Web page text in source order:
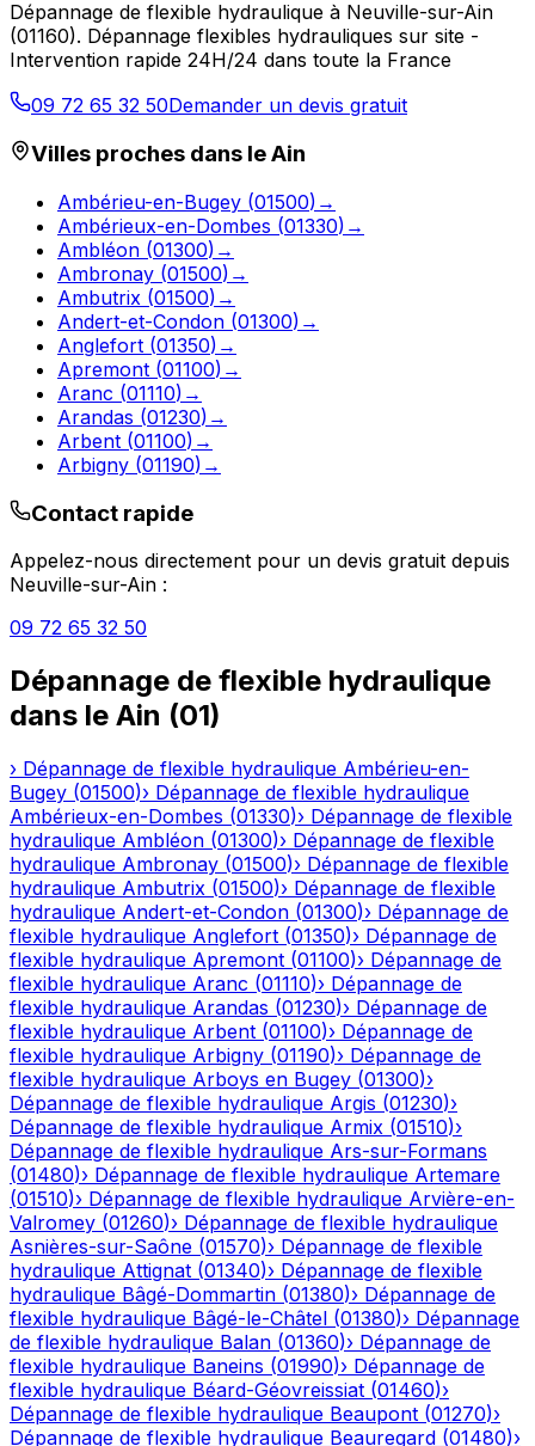
Dépannage de flexible hydraulique à Neuville-sur-Ain
(01160). Dépannage flexibles hydrauliques sur site -
Intervention rapide 24H/24 dans toute la France
09 72 65 32 50Demander un devis gratuit
Villes proches dans leAin
Ambérieu-en-Bugey (01500) →
Ambérieux-en-Dombes (01330) →
Ambléon (01300) →
Ambronay (01500) →
Ambutrix (01500) →
Andert-et-Condon (01300) →
Anglefort (01350) →
Apremont (01100) →
Aranc (01110) →
Arandas (01230) →
Arbent (01100) →
Arbigny (01190) →
Contact rapide
Appelez-nous directement pour un devis gratuit depuis
Neuville-sur-Ain :
09 72 65 32 50
Dépannage de flexible hydraulique
dans le Ain (01)
› Dépannage de flexible hydraulique Ambérieu-en-
Bugey (01500)› Dépannage de flexible hydraulique
Ambérieux-en-Dombes (01330)› Dépannage de flexible
hydraulique Ambléon (01300)› Dépannage de flexible
hydraulique Ambronay (01500)› Dépannage de flexible
hydraulique Ambutrix (01500)› Dépannage de flexible
hydraulique Andert-et-Condon (01300)› Dépannage de
flexible hydraulique Anglefort (01350)› Dépannage de
flexible hydraulique Apremont (01100)› Dépannage de
flexible hydraulique Aranc (01110)› Dépannage de
flexible hydraulique Arandas (01230)› Dépannage de
flexible hydraulique Arbent (01100)› Dépannage de
flexible hydraulique Arbigny (01190)› Dépannage de
flexible hydraulique Arboys en Bugey (01300)›
Dépannage de flexible hydraulique Argis (01230)›
Dépannage de flexible hydraulique Armix (01510)›
Dépannage de flexible hydraulique Ars-sur-Formans
(01480)› Dépannage de flexible hydraulique Artemare
(01510)› Dépannage de flexible hydraulique Arvière-en-
Valromey (01260)› Dépannage de flexible hydraulique
Asnières-sur-Saône (01570)› Dépannage de flexible
hydraulique Attignat (01340)› Dépannage de flexible
hydraulique Bâgé-Dommartin (01380)› Dépannage de
flexible hydraulique Bâgé-le-Châtel (01380)› Dépannage
de flexible hydraulique Balan (01360)› Dépannage de
flexible hydraulique Baneins (01990)› Dépannage de
flexible hydraulique Béard-Géovreissiat (01460)›
Dépannage de flexible hydraulique Beaupont (01270)›
Dépannage de flexible hydraulique Beauregard (01480)›